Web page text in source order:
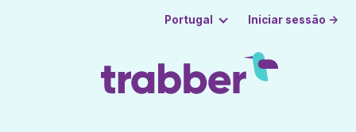
Portugal Iniciar sessão →